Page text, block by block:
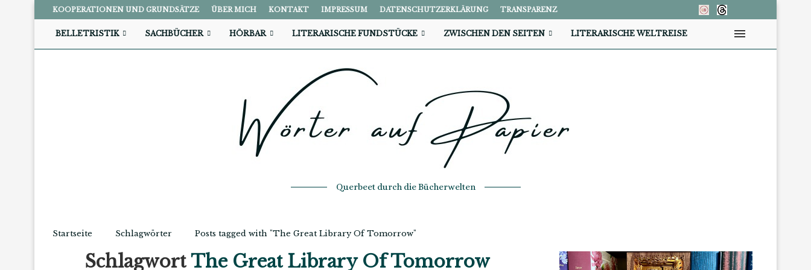
KOOPERATIONEN UND GRUNDSÄTZE ÜBER MICH KONTAKT IMPRESSUM DATENSCHUTZERKLÄRUNG TRANSPARENZ
BELLETRISTIK SACHBÜCHER HÖRBAR LITERARISCHE FUNDSTÜCKE ZWISCHEN DEN SEITEN LITERARISCHE WELTREISE
Querbeet durch die Bücherwelten
Startseite Schlagwörter Posts tagged with "The Great Library Of Tomorrow"
SchlagwortThe Great Library Of Tomorrow